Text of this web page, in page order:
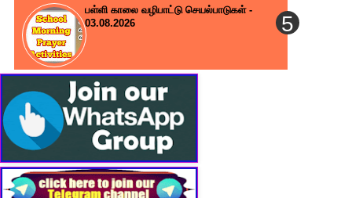
பள்ளி காலை வழிபாட்டு செயல்பாடுகள் -
03.08.2026